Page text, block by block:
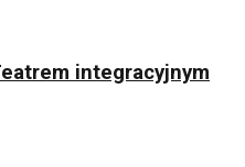
integracyjnym